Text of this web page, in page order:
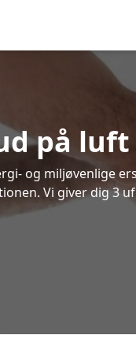
på
og miljøvenlige
Vi giver dig 3